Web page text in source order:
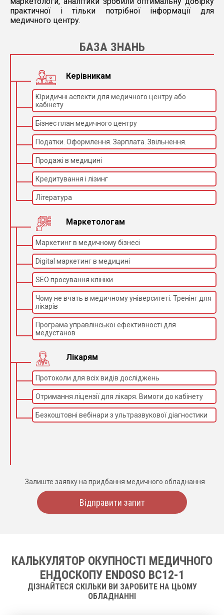
практичної і тільки потрібної інформації для
медичного центру.
БАЗА ЗНАНЬ
Керівникам
Юридичні аспекти для медичного центру або
кабінету
Бізнес план медичного центру
Податки. Оформлення. Зарплата. Звільнення.
Продажі в медицині
Кредитування і лізинг
Література
Маркетологам
Маркетинг в медичному бізнесі
Digital маркетинг в медицині
SEO просування клініки
Чому не вчать в медичному університеті. Тренінг для
лікарів
Програма управлінської ефективності для
медустанов
Лікарям
Протоколи для всіх видів досліджень
Отримання ліцензії для лікаря. Вимоги до кабінету
Безкоштовні вебінари з ультразвукової діагностики
Залиште заявку на придбання медичного обладнання
Відправити запит
КАЛЬКУЛЯТОР ОКУПНОСТІ МЕДИЧНОГО
ЕНДОСКОПУ ENDOSO BC12-1
ДІЗНАЙТЕСЯ СКІЛЬКИ ВИ ЗАРОБИТЕ НА ЦЬОМУ
ОБЛАДНАННІ